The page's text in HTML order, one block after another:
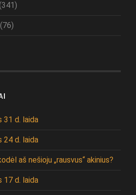
(76)
31 d. laida
24 d. laida
aš nešioju „rausvus“ akinius?
17 d. laida